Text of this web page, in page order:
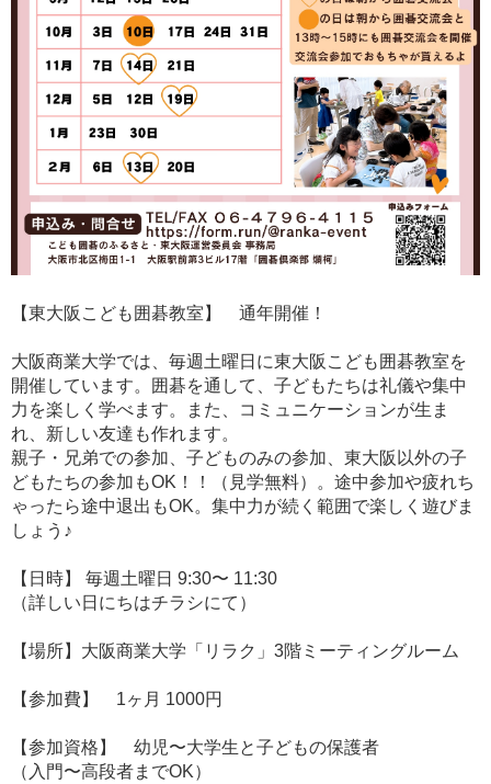
【東大阪こども囲碁教室】 通年開催！
大阪商業大学では、毎週土曜日に東大阪こども囲碁教室を
開催しています。囲碁を通して、子どもたちは礼儀や集中
力を楽しく学べます。また、コミュニケーションが生ま
れ、新しい友達も作れます。
親子・兄弟での参加、子どものみの参加、東大阪以外の子
どもたちの参加もOK！！（見学無料）。途中参加や疲れち
ゃったら途中退出もOK。集中力が続く範囲で楽しく遊びま
しょう♪
【日時】 毎週土曜日 9:30〜 11:30
（詳しい日にちはチラシにて）
【場所】大阪商業大学「リラク」3階ミーティングルーム
【参加費】 1ヶ月 1000円
【参加資格】 幼児〜大学生と子どもの保護者
（入門〜高段者までOK）